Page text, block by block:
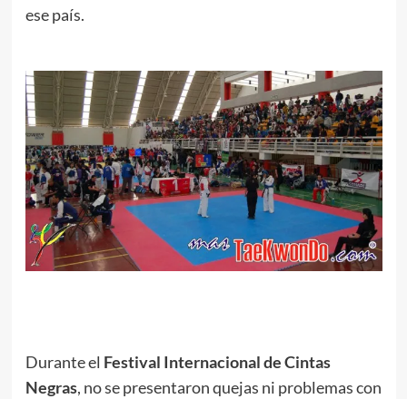
ese país.
Durante el Festival Internacional de Cintas
Negras, no se presentaron quejas ni problemas con